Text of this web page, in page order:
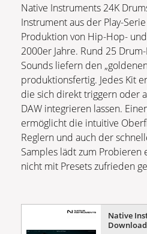
Native Instruments 24K
Instrument aus der Play-
Produktion von Hip-Hop-
2000er Jahre. Rund 25
Sounds liefern den
produktionsfertig. Jedes Kit
die sich direkt triggern oder
DAW integrieren lassen.
ermöglicht die intuitive
Reglern und auch der
Samples lädt zum Probieren
nicht mit Presets zufrieden
Native
Download